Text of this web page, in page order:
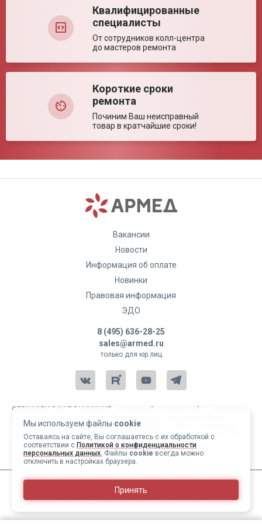
Квалифицированные
специалисты
От сотрудников колл-центра
до мастеров ремонта
Короткие сроки
ремонта
Починим Ваш неисправный
товар в кратчайшие сроки!
1
Мы используем файлы cookie
Оставаясь на сайте, Вы соглашаетесь с их обработкой с
соответствии с Политикой о конфиденциальности
персональных данных. Файлы cookie всегда можно
отключить в настройках браузера.
Принять
Вакансии
Новости
Информация об оплате
Новинки
Правовая информация
ЭДО
8 (495) 636-28-25
sales@armed.ru
только для юр.лиц
ОБРАЩАЕМ ВАШЕ ВНИМАНИЕ, что данный интернет-сайт и материалы,
характер и ни при каких условиях не являются публичной офертой,
определяемой положениями статьи 437 Гражданского кодекса РФ.
Copyright 2004-2026 © Армед
ИМЕЮТСЯ ПРОТИВОПОКАЗАНИЯ, ПЕРЕД ИСПОЛЬЗОВАНИЕМ
НЕОБХОДИМО ОЗНАКОМИТЬСЯ С ИНСТРУКЦИЕЙ И
ПРОКОНСУЛЬТИРОВАТЬСЯ С ВРАЧОМ